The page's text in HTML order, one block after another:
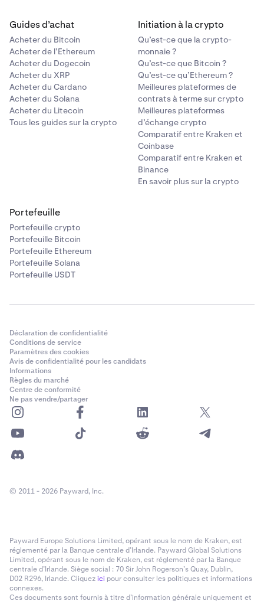
Guides d’achat
Acheter du Bitcoin
Acheter de l’Ethereum
Acheter du Dogecoin
Acheter du XRP
Acheter du Cardano
Acheter du Solana
Acheter du Litecoin
Tous les guides sur la crypto
Initiation à la crypto
Qu’est-ce que la crypto-
monnaie ?
Qu’est-ce que Bitcoin ?
Qu’est-ce qu’Ethereum ?
Meilleures plateformes de
contrats à terme sur crypto
Meilleures plateformes
d’échange crypto
Comparatif entre Kraken et
Coinbase
Comparatif entre Kraken et
Binance
En savoir plus sur la crypto
Portefeuille
Portefeuille crypto
Portefeuille Bitcoin
Portefeuille Ethereum
Portefeuille Solana
Portefeuille USDT
Déclaration de confidentialité
Conditions de service
Paramètres des cookies
Avis de confidentialité pour les candidats
Informations
Règles du marché
Centre de conformité
Ne pas vendre/partager
© 2011 - 2026 Payward, Inc.
Payward Europe Solutions Limited, opérant sous le nom de Kraken, est
réglementé par la Banque centrale d’Irlande. Payward Global Solutions
Limited, opérant sous le nom de Kraken, est réglementé par la Banque
centrale d’Irlande. Siège social : 70 Sir John Rogerson’s Quay, Dublin,
D02 R296, Irlande. Cliquezici pour consulter les politiques et informations
connexes.
Ces documents sont fournis à titre d’information générale uniquement et